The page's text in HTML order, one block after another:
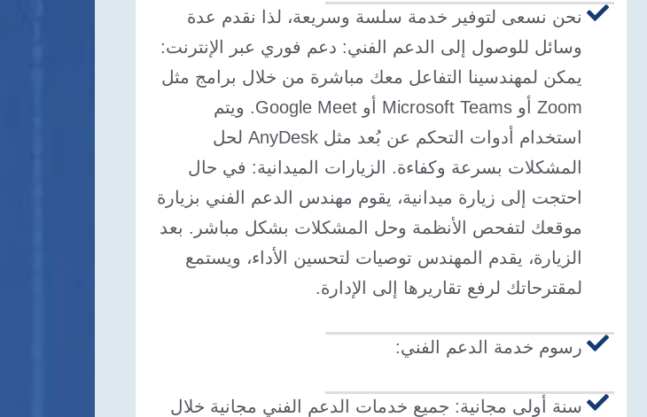
نحن نسعى لتوفير خدمة سلسة وسريعة، لذا نقدم عدة
وسائل للوصول إلى الدعم الفني: دعم فوري عبر الإنترنت:
يمكن لمهندسينا التفاعل معك مباشرة من خلال برامج مثل
Zoom أو Microsoft Teams أو Google Meet. ويتم
استخدام أدوات التحكم عن بُعد مثل AnyDesk لحل
المشكلات بسرعة وكفاءة. الزيارات الميدانية: في حال
احتجت إلى زيارة ميدانية، يقوم مهندس الدعم الفني بزيارة
موقعك لتفحص الأنظمة وحل المشكلات بشكل مباشر. بعد
الزيارة، يقدم المهندس توصيات لتحسين الأداء، ويستمع
لمقترحاتك لرفع تقاريرها إلى الإدارة.
رسوم خدمة الدعم الفني:
سنة أولى مجانية: جميع خدمات الدعم الفني مجانية خلال